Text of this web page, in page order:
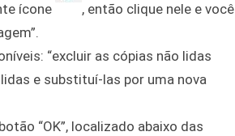
ícone
, então clique nele e você
“excluir as cópias não lidas
e substituí-las por uma nova
“OK”, localizado abaixo das